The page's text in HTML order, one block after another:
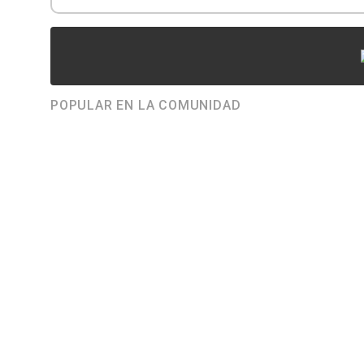
POPULAR EN LA COMUNIDAD